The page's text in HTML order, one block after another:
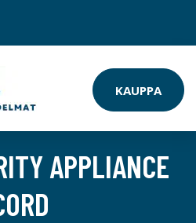
KAUPPA
APPLIANCE